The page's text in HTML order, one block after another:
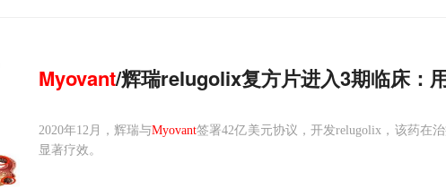
Myovant/辉瑞relugolix复方片进入3期临床：
2020年12月，辉瑞与Myovant签署42亿美元协议，开发relugolix，该药在
显著疗效。